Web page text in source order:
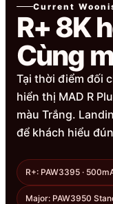
Current
R+ 8K
Cùng
Tại thời điểm đối
hiển thị MAD R
màu Trắng.
để khách hiểu
R+: PAW3395 ·
Major: PAW3950